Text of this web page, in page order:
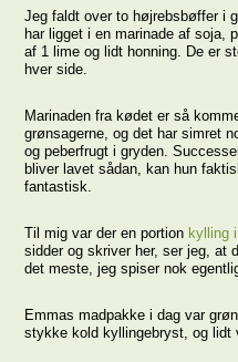
Jeg faldt over to højrebsbøffer i
har ligget i en marinade af
af 1 lime og lidt honning. De er
hver side.
Marinaden fra kødet er så
grønsagerne, og det har simret
og peberfrugt i gryden.
bliver lavet sådan, kan hun
fantastisk.
Til mig var der en portion kylling
sidder og skriver her, ser jeg, at
det meste, jeg spiser nok
Emmas madpakke i dag var
stykke kold kyllingebryst, og lidt